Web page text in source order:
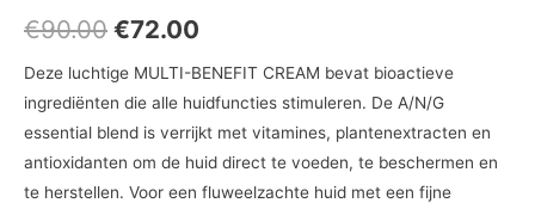
€90.00 €72.00
Deze luchtige MULTI-BENEFIT CREAM bevat bioactieve
ingrediënten die alle huidfuncties stimuleren. De A/N/G
essential blend is verrijkt met vitamines, plantenextracten en
antioxidanten om de huid direct te voeden, te beschermen en
te herstellen. Voor een fluweelzachte huid met een fijne